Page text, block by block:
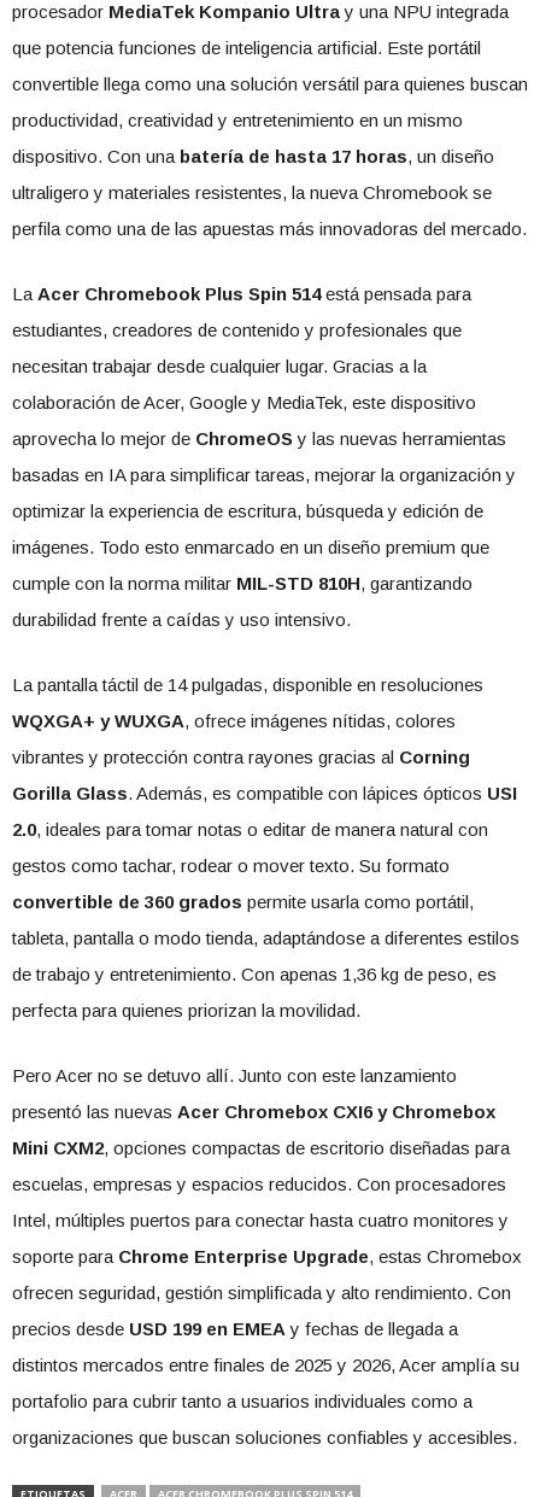
procesador MediaTek Kompanio Ultray una NPU integrada
que potencia funciones de inteligencia artificial. Este portátil
convertible llega como una solución versátil para quienes buscan
productividad, creatividad y entretenimiento en un mismo
dispositivo. Con una batería de hasta 17 horas, un diseño
ultraligero y materiales resistentes, la nueva Chromebook se
perfila como una de las apuestas más innovadoras del mercado.
La Acer Chromebook Plus Spin 514está pensada para
estudiantes, creadores de contenido y profesionales que
necesitan trabajar desde cualquier lugar. Gracias a la
colaboración de Acer, Google y MediaTek, este dispositivo
aprovecha lo mejor de ChromeOS y las nuevas herramientas
basadas en IA para simplificar tareas, mejorar la organización y
optimizar la experiencia de escritura, búsqueda y edición de
imágenes. Todo esto enmarcado en un diseño premium que
cumple con la norma militar MIL-STD 810H, garantizando
durabilidad frente a caídas y uso intensivo.
La pantalla táctil de 14 pulgadas, disponible en resoluciones
WQXGA+ y WUXGA, ofrece imágenes nítidas, colores
vibrantes y protección contra rayones gracias al Corning
Gorilla Glass. Además, es compatible con lápices ópticos USI
2.0, ideales para tomar notas o editar de manera natural con
gestos como tachar, rodear o mover texto. Su formato
convertible de 360 grados permite usarla como portátil,
tableta, pantalla o modo tienda, adaptándose a diferentes estilos
de trabajo y entretenimiento. Con apenas 1,36 kg de peso, es
perfecta para quienes priorizan la movilidad.
Pero Acer no se detuvo allí. Junto con este lanzamiento
presentó las nuevas Acer Chromebox CXI6 y Chromebox
Mini CXM2, opciones compactas de escritorio diseñadas para
escuelas, empresas y espacios reducidos. Con procesadores
Intel, múltiples puertos para conectar hasta cuatro monitores y
soporte para Chrome Enterprise Upgrade, estas Chromebox
ofrecen seguridad, gestión simplificada y alto rendimiento. Con
precios desde USD 199 en EMEA y fechas de llegada a
distintos mercados entre finales de 2025 y 2026, Acer amplía su
portafolio para cubrir tanto a usuarios individuales como a
organizaciones que buscan soluciones confiables y accesibles.